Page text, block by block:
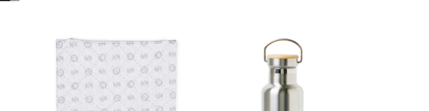
TERU その他
HAKODATE STUDIO クッ
ションカバー
G4 Online Space
ステンレスボトル